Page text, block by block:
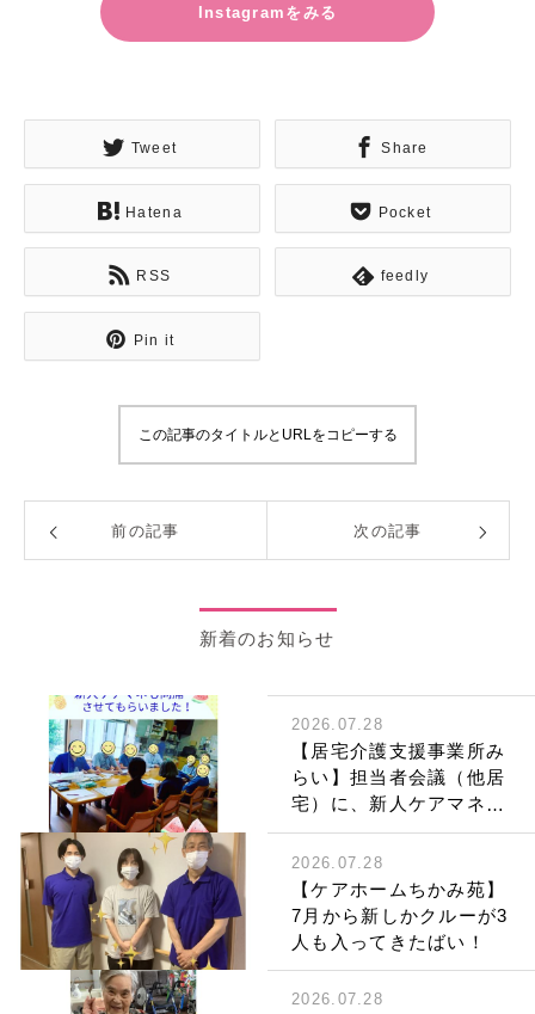
Instagramをみる
Tweet Share
Hatena Pocket
RSS feedly
Pin it
この記事のタイトルとURLをコピーする
前の記事 次の記事
新着のお知らせ
2026.07.28
【居宅介護支援事業所み
らい】担当者会議（他居
宅）に、新人ケアマネも
同席させていただきまし
た。
2026.07.28
【ケアホームちかみ苑】
7月から新しかクルーが3
人も入ってきたばい！
2026.07.28